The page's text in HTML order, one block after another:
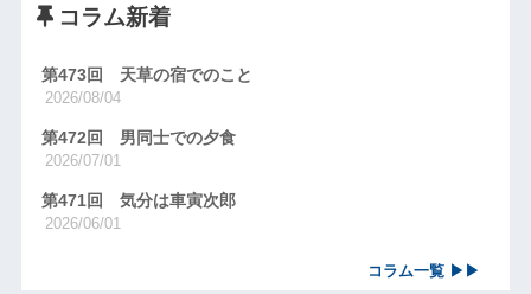
コラム新着
第473回 天草の宿でのこと
2026/08/04
第472回 男同士での夕食
2026/07/01
第471回 気分は車寅次郎
2026/06/01
コラム一覧 ▶▶